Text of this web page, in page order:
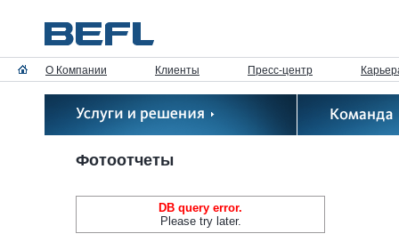
О Компании Клиенты Пресс-центр
Фотоотчеты
DB query error.
Please try later.